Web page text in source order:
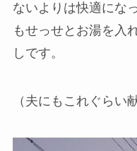
ないよりは快適にな
もせっせとお湯を入
しです。
（夫にもこれぐらい